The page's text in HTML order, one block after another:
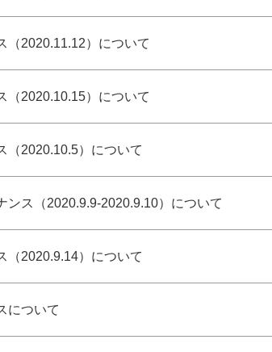
（2020.11.12）について
（2020.10.15）について
（2020.10.5）について
ンス（2020.9.9-2020.9.10）について
（2020.9.14）について
について